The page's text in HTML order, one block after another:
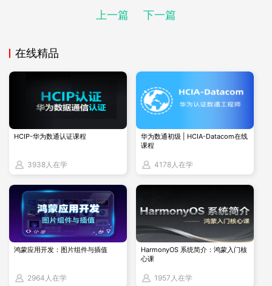
调度+CRD定制
：4小时 → 4.5小时 （任务复杂度提升）
（需用Ansible管理OpenShif
t集群）
环境：RHEL 10 + OpenShift 4.12（旧版环境淘汰）
二、新考纲重点与难点突破
1. 必考Top3技能点
Ansible与OpenShift集成
示例任务：通过Ansible Playbook自动部署OpenShift
上一篇 下一篇
在线精品
HCIP-华为数通认证课程
3938人在学
华为数通初级 | HCIA-Datacom在线
课程
4178人在学
鸿蒙应用开发：图片组件与插值
2964人在学
HarmonyOS 系统简介：鸿蒙入门核
心课
1957人在学